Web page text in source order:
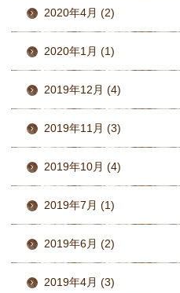
2020年4月 (2)
2020年1月 (1)
2019年12月 (4)
2019年11月 (3)
2019年10月 (4)
2019年7月 (1)
2019年6月 (2)
2019年4月 (3)